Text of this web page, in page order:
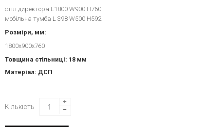
стіл директора L1800 W900 H760
мобільна тумба L 398 W500 H592.
Розміри, мм:
1800х900х760
Товщина стільниці: 18 мм
Матеріал: ДСП
Кількість